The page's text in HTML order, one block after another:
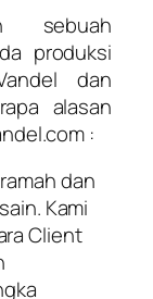
sebuah
produksi
dan
alasan
:
dan
Kami
Client